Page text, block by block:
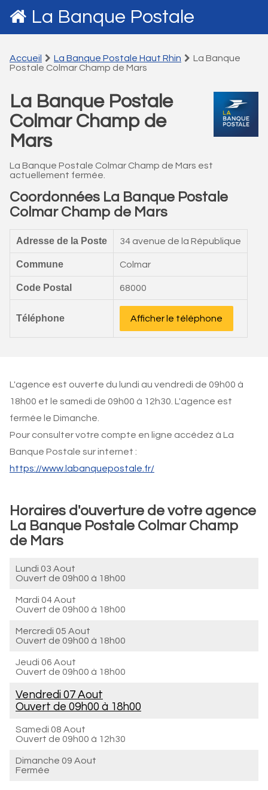
La Banque Postale
Accueil La Banque Postale Haut Rhin
La Banque
Postale Colmar Champ de Mars
La Banque Postale
Colmar Champ de
Mars
La Banque Postale Colmar Champ de Mars est
actuellement fermée.
Coordonnées La Banque Postale
Colmar Champ de Mars
Adresse de la Poste 34 avenue de la République
Commune Colmar
Code Postal 68000
Téléphone Afficher le téléphone
L'agence est ouverte du lundi au vendredi de 09h00 à
18h00 et le samedi de 09h00 à 12h30. L'agence est
fermée le Dimanche.
Pour consulter votre compte en ligne accédez à La
Banque Postale sur internet :
https://www.labanquepostale.fr/
Horaires d'ouverture de votre agence
La Banque Postale Colmar Champ
de Mars
Lundi 03 Aout
Ouvert de 09h00 à 18h00
Mardi 04 Aout
Ouvert de 09h00 à 18h00
Mercredi 05 Aout
Ouvert de 09h00 à 18h00
Jeudi 06 Aout
Ouvert de 09h00 à 18h00
Vendredi 07 Aout
Ouvert de 09h00 à 18h00
Samedi 08 Aout
Ouvert de 09h00 à 12h30
Dimanche 09 Aout
Fermée